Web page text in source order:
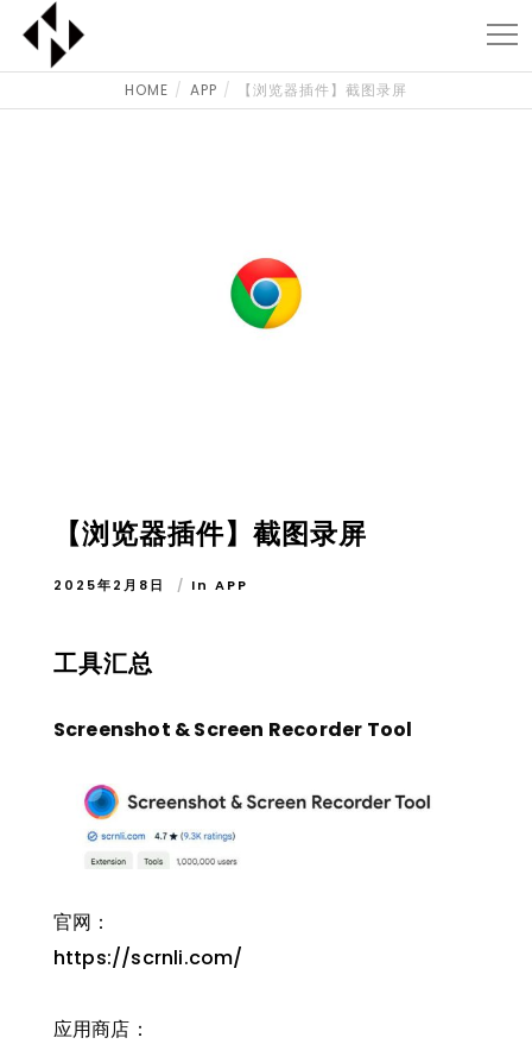
HOME APP 【浏览器插件】截图录屏
【浏览器插件】截图录屏
2025年2月8日 In APP
工具汇总
Screenshot & Screen Recorder Tool
官网：
https://scrnli.com/
应用商店：